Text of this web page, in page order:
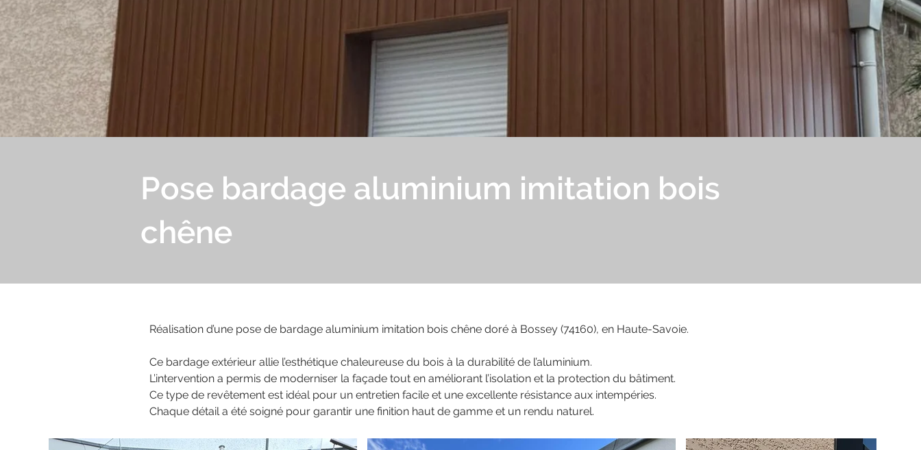
Pose bardage aluminium imitation bois
chêne
Réalisation d’une pose de bardage aluminium imitation bois chêne doré à Bossey (74160), en Haute-Savoie.
Ce bardage extérieur allie l’esthétique chaleureuse du bois à la durabilité de l’aluminium.
L’intervention a permis de moderniser la façade tout en améliorant l’isolation et la protection du bâtiment.
Ce type de revêtement est idéal pour un entretien facile et une excellente résistance aux intempéries.
Chaque détail a été soigné pour garantir une finition haut de gamme et un rendu naturel.